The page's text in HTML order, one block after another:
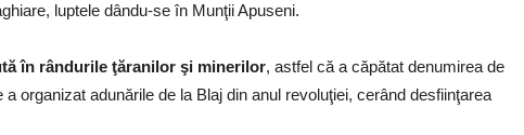
luptele dându-se în Munţii Apuseni.
în rândurile ţăranilor şi minerilor, astfel că a căpătat denumirea de
a organizat adunările de la Blaj din anul revoluţiei, cerând desfiinţarea